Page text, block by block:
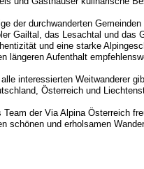
der durchwanderten
Gailtal, das Lesachtal und das
und eine starke
längeren Aufenthalt
alle interessierten Weitwanderer
Österreich und
Team der Via Alpina Österreich
schönen und erholsamen